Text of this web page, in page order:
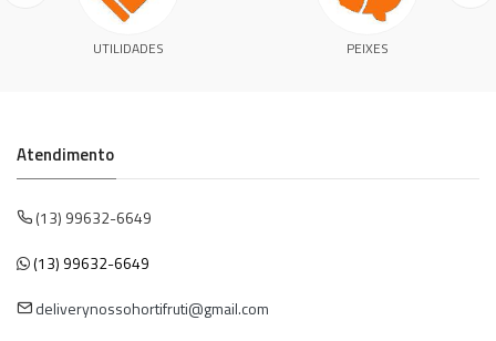
UTILIDADES PEIXES
Atendimento
(13) 99632-6649
(13) 99632-6649
deliverynossohortifruti@gmail.com